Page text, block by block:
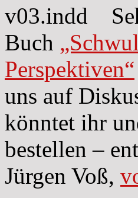
Buch
Perspektiven“
uns auf
könntet ihr
bestellen –
Jürgen Voß,